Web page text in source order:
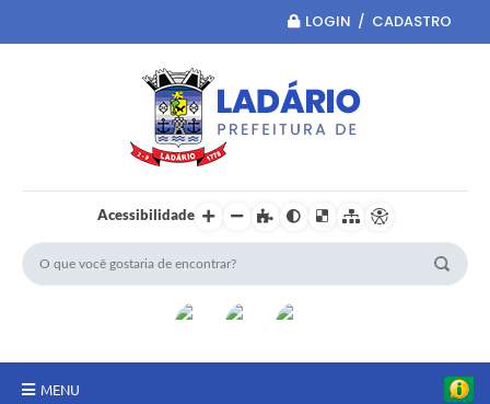
LOGIN / CADASTRO
Acessibilidade
MENU